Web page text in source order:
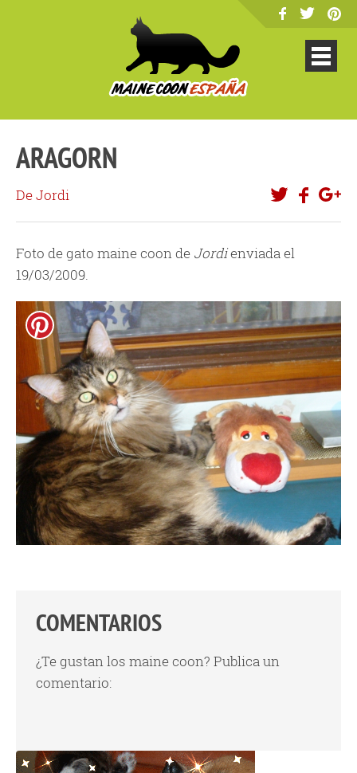
ARAGORN
De Jordi
Foto de gato maine coon de Jordienviada el
19/03/2009.
COMENTARIOS
¿Te gustan los maine coon? Publica un
comentario: